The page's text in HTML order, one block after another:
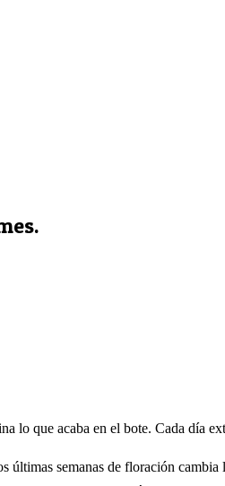
que acaba en el bote. Cada día
últimas semanas de floración